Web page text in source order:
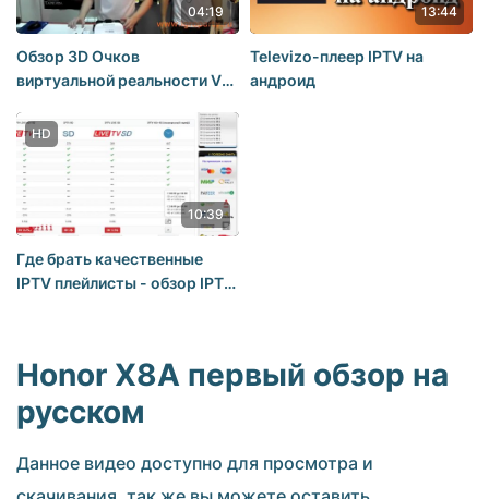
04:19
Обзор 3D Очков
виртуальной реальности VR
13:44
Televizo-плеер IPTV на
андроид
HD
10:39
Где брать качественные
IPTV плейлисты - обзор IPTV
Honor X8A первый обзор на
русском
Данное видео доступно для просмотра и